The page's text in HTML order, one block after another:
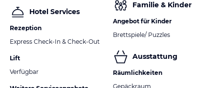
Hotel Services
Rezeption
Express Check-In & Check-Out
Lift
Verfügbar
Familie & Kinder
Angebot für Kinder
Brettspiele/ Puzzles
Ausstattung
Räumlichkeiten
Gepäckraum